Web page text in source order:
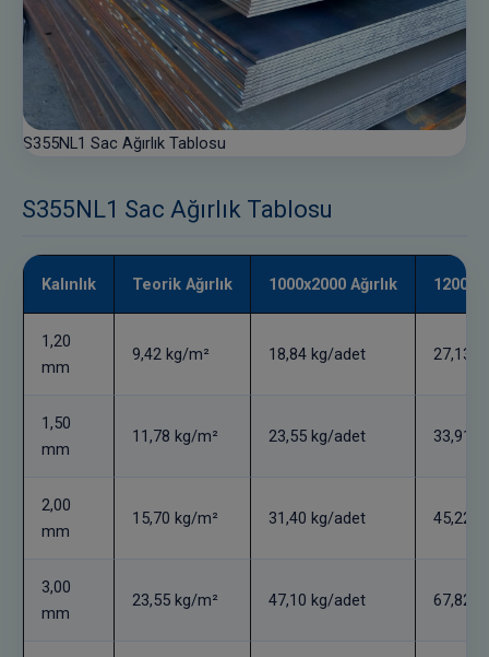
S355NL1 Sac Ağırlık Tablosu
S355NL1 Sac Ağırlık Tablosu
Kalınlık Teorik Ağırlık 1000x2000 Ağırlık
1,20
mm
9,42 kg/m² 18,84 kg/adet 27,13
1,50
mm
11,78 kg/m² 23,55 kg/adet 33,91
2,00
mm
15,70 kg/m² 31,40 kg/adet 45,22
3,00
mm
23,55 kg/m² 47,10 kg/adet 67,82